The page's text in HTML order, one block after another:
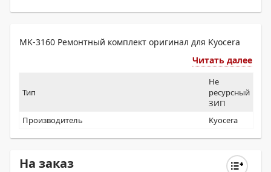
MK-3160 Ремонтный комплект оригинал для Kyocera
Читать далее
Тип
Не
ресурсный
ЗИП
Производитель
Kyocera
На заказ